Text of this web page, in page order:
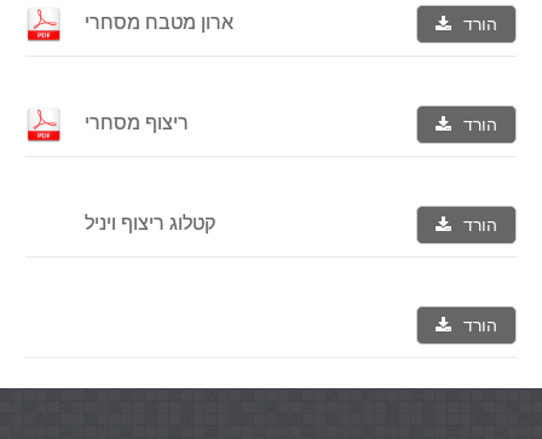
ארון מטבח מסחרי הורד
ריצוף מסחרי הורד
קטלוג ריצוף ויניל הורד
הורד